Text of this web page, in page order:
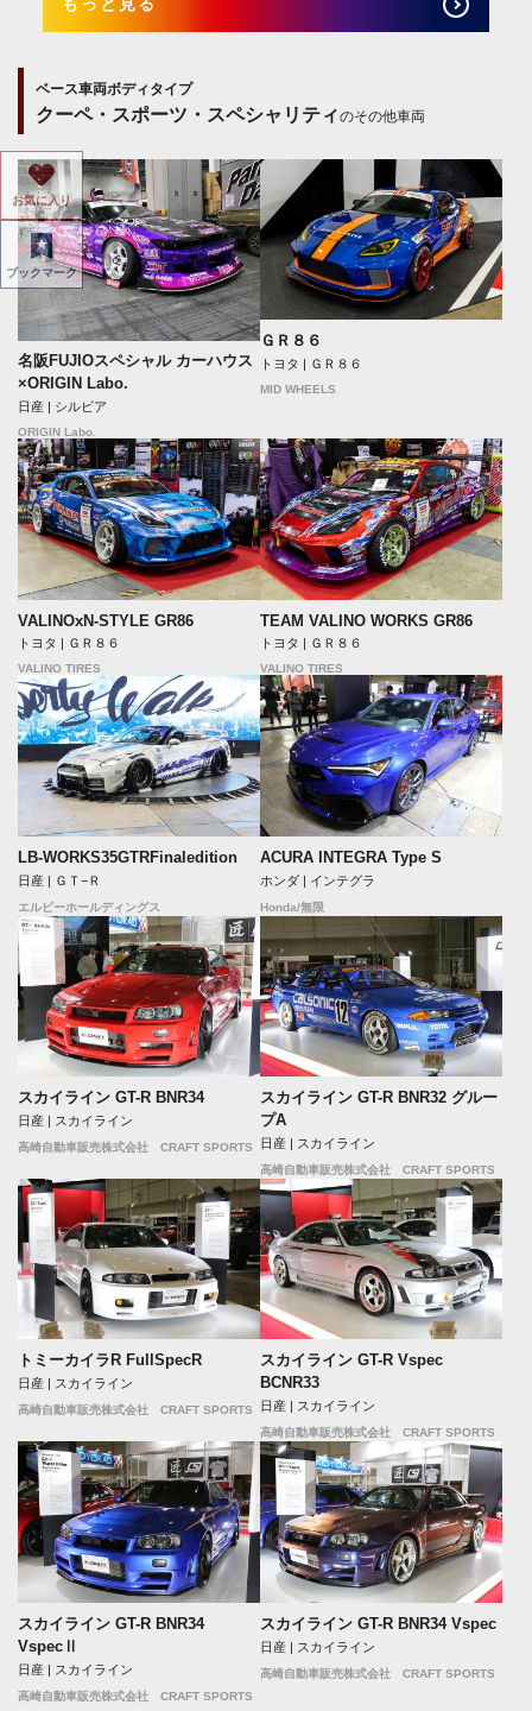
もっと見る
ベース車両ボディタイプ
クーペ・スポーツ・スペシャリティのその他車両
名阪FUJIOスペシャル カーハウス
×ORIGIN Labo.
日産 | シルビア
ORIGIN Labo.
ＧＲ８６
トヨタ | ＧＲ８６
MID WHEELS
VALINOxN-STYLE GR86
トヨタ | ＧＲ８６
VALINO TIRES
TEAM VALINO WORKS GR86
トヨタ | ＧＲ８６
VALINO TIRES
LB-WORKS35GTRFinaledition
日産 | ＧＴ−Ｒ
エルビーホールディングス
ACURA INTEGRA Type S
ホンダ | インテグラ
Honda/無限
スカイライン GT-R BNR34
日産 | スカイライン
高崎自動車販売株式会社 CRAFT SPORTS
スカイライン GT-R BNR32 グルー
プA
日産 | スカイライン
高崎自動車販売株式会社 CRAFT SPORTS
トミーカイラR FullSpecR
日産 | スカイライン
高崎自動車販売株式会社 CRAFT SPORTS
スカイライン GT-R Vspec
BCNR33
日産 | スカイライン
高崎自動車販売株式会社 CRAFT SPORTS
スカイライン GT-R BNR34
VspecⅡ
日産 | スカイライン
高崎自動車販売株式会社 CRAFT SPORTS
スカイライン GT-R BNR34 Vspec
日産 | スカイライン
高崎自動車販売株式会社 CRAFT SPORTS
お気に入り
ブックマーク